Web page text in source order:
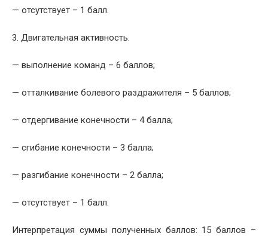
— отсутствует – 1 балл.
3. Двигательная активность.
— выполнение команд – 6 баллов;
— отталкивание болевого раздражителя – 5 баллов;
— отдергивание конечности – 4 балла;
— сгибание конечности – 3 балла;
— разгибание конечности – 2 балла;
— отсутствует – 1 балл.
Интерпретация суммы полученных баллов: 15 баллов –